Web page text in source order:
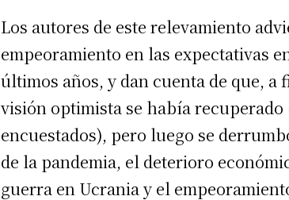
Los autores de este relevamiento
empeoramiento en las expectativas
últimos años, y dan cuenta de que, a
visión optimista se había recuperado
encuestados), pero luego se
de la pandemia, el deterioro
guerra en Ucrania y el